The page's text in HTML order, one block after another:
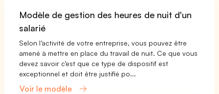
Modèle de gestion des heures de nuit d'un
salarié
Selon l’activité de votre entreprise, vous pouvez être
amené à mettre en place du travail de nuit. Ce que vous
devez savoir c’est que ce type de dispositif est
exceptionnel et doit être justifié po...
Voir le modèle